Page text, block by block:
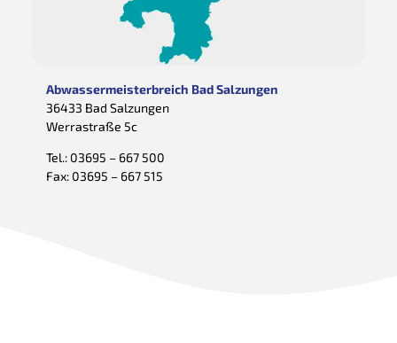
Abwassermeisterbreich Bad Salzungen
36433 Bad Salzungen
Werrastraße 5c
Tel.: 03695 – 667 500
Fax: 03695 – 667 515